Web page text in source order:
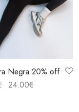
Negra 20% off
El
24.00€